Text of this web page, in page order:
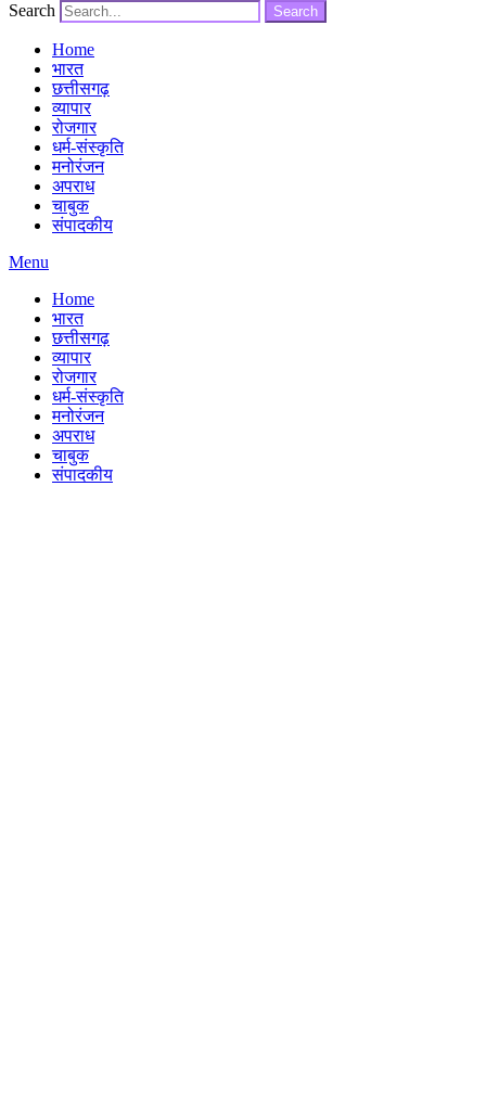
Search Search
Home
भारत
छत्तीसगढ़
व्यापार
रोजगार
धर्म-संस्कृति
मनोरंजन
अपराध
चाबुक
संपादकीय
Menu
Home
भारत
छत्तीसगढ़
व्यापार
रोजगार
धर्म-संस्कृति
मनोरंजन
अपराध
चाबुक
संपादकीय